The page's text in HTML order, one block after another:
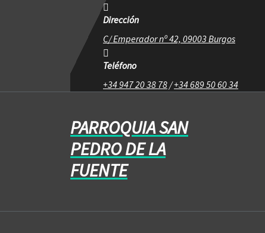
Dirección
C/ Emperador nº 42, 09003 Burgos
Teléfono
+34 947 20 38 78/+34 689 50 60 34
PARROQUIA SAN
PEDRO DE LA
FUENTE